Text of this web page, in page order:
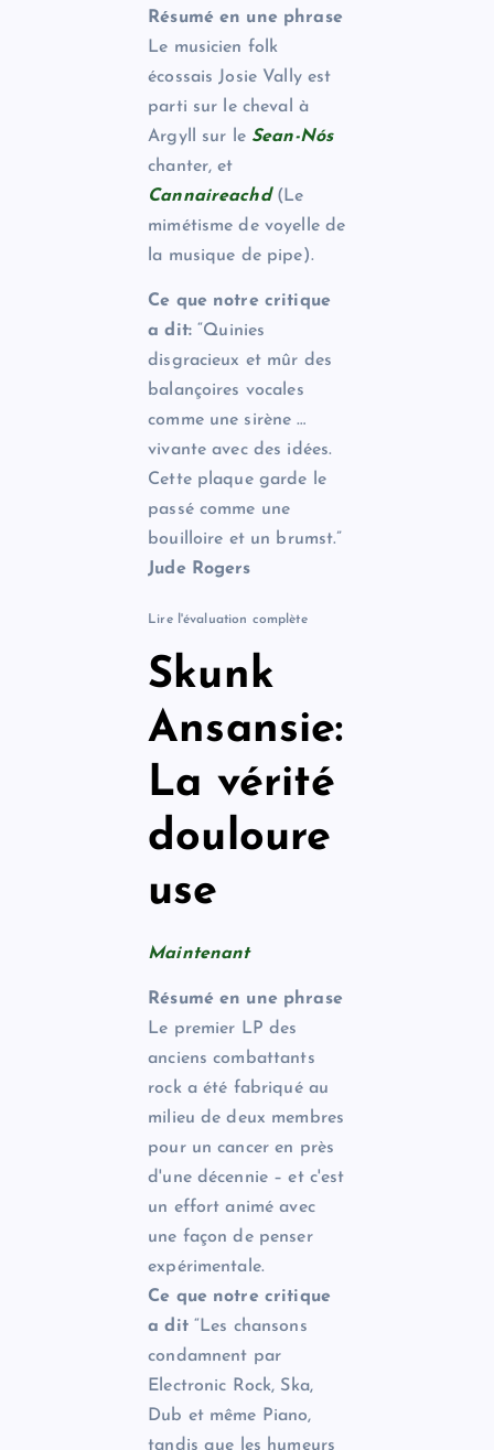
Résumé en une phrase
Le musicien folk
écossais Josie Vally est
parti sur le cheval à
Argyll sur le Sean-Nós
chanter, et
Cannaireachd(Le
mimétisme de voyelle de
la musique de pipe).
Ce que notre critique
a dit:“Quinies
disgracieux et mûr des
balançoires vocales
comme une sirène …
vivante avec des idées.
Cette plaque garde le
passé comme une
bouilloire et un brumst.”
Jude Rogers
Lire l'évaluation complète
Skunk
Ansansie:
La vérité
douloure
use
Maintenant
Résumé en une phrase
Le premier LP des
anciens combattants
rock a été fabriqué au
milieu de deux membres
pour un cancer en près
d'une décennie – et c'est
un effort animé avec
une façon de penser
expérimentale.
Ce que notre critique
a dit“Les chansons
condamnent par
Electronic Rock, Ska,
Dub et même Piano,
tandis que les humeurs